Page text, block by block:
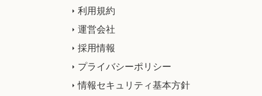
利用規約
運営会社
採用情報
プライバシーポリシー
情報セキュリティ基本方針